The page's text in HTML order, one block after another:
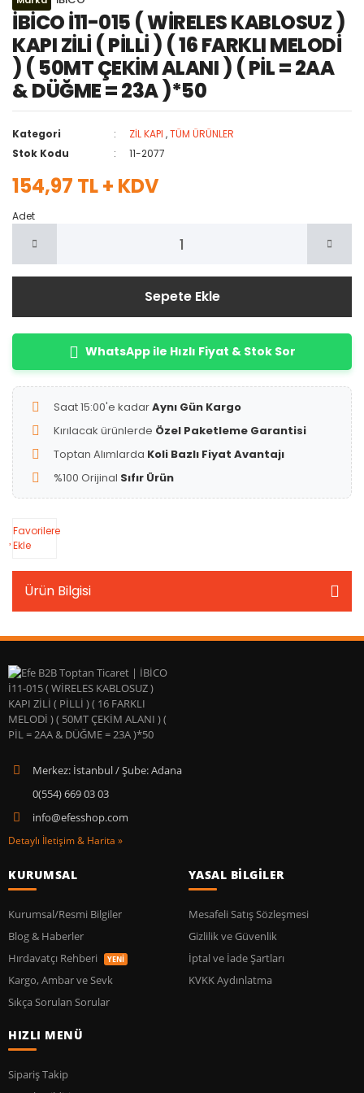
İBİCO İ11-015 ( WİRELES KABLOSUZ )
KAPI ZİLİ ( PİLLİ ) ( 16 FARKLI MELODİ
) ( 50MT ÇEKİM ALANI ) ( PİL = 2AA
& DÜĞME = 23A )*50
Kategori ZİL KAPI ,TÜM ÜRÜNLER
Stok Kodu
11-2077
154,97 TL + KDV
Adet
Sepete Ekle
WhatsApp ile Hızlı Fiyat & Stok Sor
Saat 15:00'e kadarAynı Gün Kargo
Kırılacak ürünlerde Özel Paketleme Garantisi
Toptan Alımlarda Koli Bazlı Fiyat Avantajı
%100 Orijinal Sıfır Ürün
Favorilere
Ekle
Ürün Bilgisi
Merkez: İstanbul / Şube: Adana
0(554) 669 03 03
info@efesshop.com
Detaylı İletişim & Harita »
KURUMSAL
Kurumsal/Resmi Bilgiler
Blog & Haberler
Hırdavatçı Rehberi
YENİ
Kargo, Ambar ve Sevk
Sıkça Sorulan Sorular
YASAL BİLGİLER
Mesafeli Satış Sözleşmesi
Gizlilik ve Güvenlik
İptal ve İade Şartları
KVKK Aydınlatma
HIZLI MENÜ
Sipariş Takip